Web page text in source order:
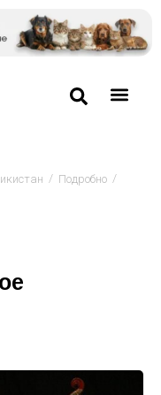
/ Подробно /